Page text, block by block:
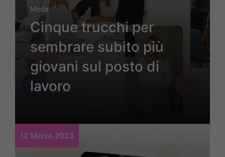
Moda
Cinque trucchi per
sembrare subito più
giovani sul posto di
lavoro
12 Marzo 2023